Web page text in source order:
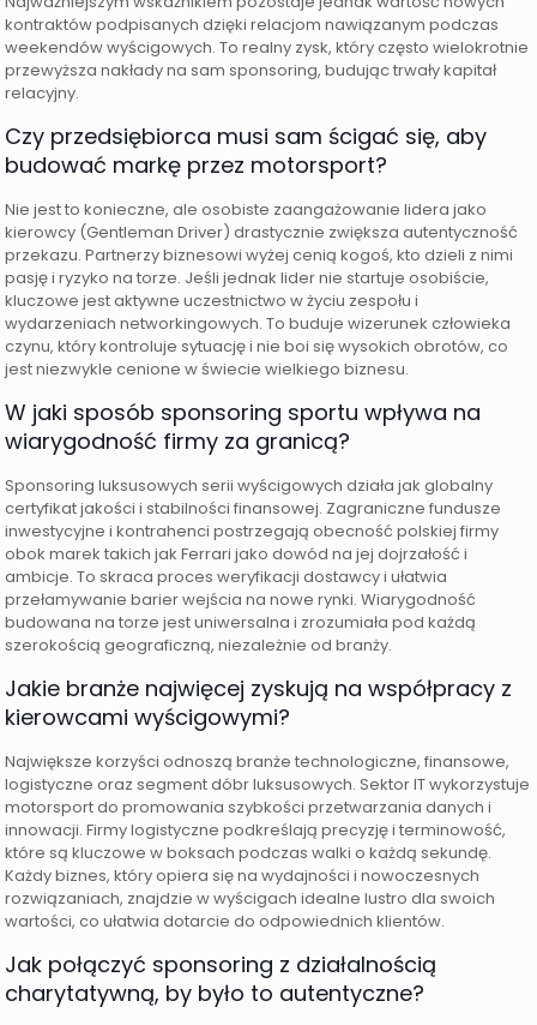
kontraktów podpisanych dzięki relacjom nawiązanym podczas
weekendów wyścigowych. To realny zysk, który często wielokrotnie
przewyższa nakłady na sam sponsoring, budując trwały kapitał
relacyjny.
Czy przedsiębiorca musi sam ścigać się, aby
budować markę przez motorsport?
Nie jest to konieczne, ale osobiste zaangażowanie lidera jako
kierowcy (Gentleman Driver) drastycznie zwiększa autentyczność
przekazu. Partnerzy biznesowi wyżej cenią kogoś, kto dzieli z nimi
pasję i ryzyko na torze. Jeśli jednak lider nie startuje osobiście,
kluczowe jest aktywne uczestnictwo w życiu zespołu i
wydarzeniach networkingowych. To buduje wizerunek człowieka
czynu, który kontroluje sytuację i nie boi się wysokich obrotów, co
jest niezwykle cenione w świecie wielkiego biznesu.
W jaki sposób sponsoring sportu wpływa na
wiarygodność firmy za granicą?
Sponsoring luksusowych serii wyścigowych działa jak globalny
certyfikat jakości i stabilności finansowej. Zagraniczne fundusze
inwestycyjne i kontrahenci postrzegają obecność polskiej firmy
obok marek takich jak Ferrari jako dowód na jej dojrzałość i
ambicje. To skraca proces weryfikacji dostawcy i ułatwia
przełamywanie barier wejścia na nowe rynki. Wiarygodność
budowana na torze jest uniwersalna i zrozumiała pod każdą
szerokością geograficzną, niezależnie od branży.
Jakie branże najwięcej zyskują na współpracy z
kierowcami wyścigowymi?
Największe korzyści odnoszą branże technologiczne, finansowe,
logistyczne oraz segment dóbr luksusowych. Sektor IT wykorzystuje
motorsport do promowania szybkości przetwarzania danych i
innowacji. Firmy logistyczne podkreślają precyzję i terminowość,
które są kluczowe w boksach podczas walki o każdą sekundę.
Każdy biznes, który opiera się na wydajności i nowoczesnych
rozwiązaniach, znajdzie w wyścigach idealne lustro dla swoich
wartości, co ułatwia dotarcie do odpowiednich klientów.
Jak połączyć sponsoring z działalnością
charytatywną, by było to autentyczne?